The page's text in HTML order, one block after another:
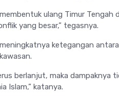
ulang Timur
yang besar,” tegasnya.
ketegangan antara
berlanjut, maka dampaknya
Islam,” katanya.